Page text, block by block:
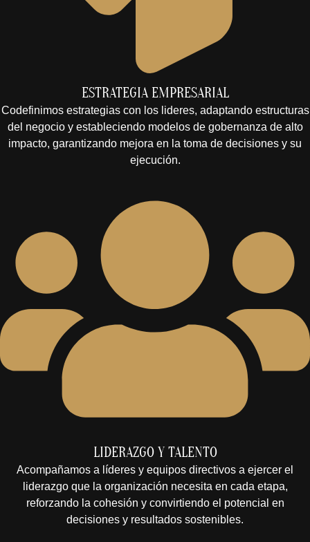
ESTRATEGIA EMPRESARIAL
Codefinimos estrategias con los lideres, adaptando estructuras
del negocio y estableciendo modelos de gobernanza de alto
impacto, garantizando mejora en la toma de decisiones y su
ejecución.
LIDERAZGO Y TALENTO
Acompañamos a líderes y equipos directivos a ejercer el
liderazgo que la organización necesita en cada etapa,
reforzando la cohesión y convirtiendo el potencial en
decisiones y resultados sostenibles.